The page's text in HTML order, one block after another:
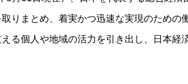
りまとめ、着実かつ迅速な実現のための
る個人や地域の活力を引き出し、日本経